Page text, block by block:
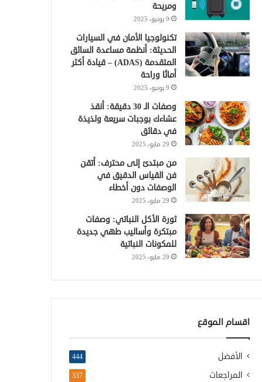
ومريحة
9 يونيو، 2025
تكنولوجيا الأمان في السيارات
الحديثة: أنظمة مساعدة السائق
المتقدمة (ADAS) – قيادة أكثر
أمانًا وراحة
9 يونيو، 2025
وصفات الـ 30 دقيقة: أنقذ
عشاءك بوجبات سريعة ولذيذة
في دقائق
29 مايو، 2025
من مبتدئ إلى محترف: أتقن
فن القياس الدقيق في
الوصفات دون أخطاء
29 مايو، 2025
ثورة الأكل النباتي: وصفات
مبتكرة وأساليب طهي جديدة
للمكونات النباتية
29 مايو، 2025
اقسام الموقع
الأفضل 444
المراجعات 337